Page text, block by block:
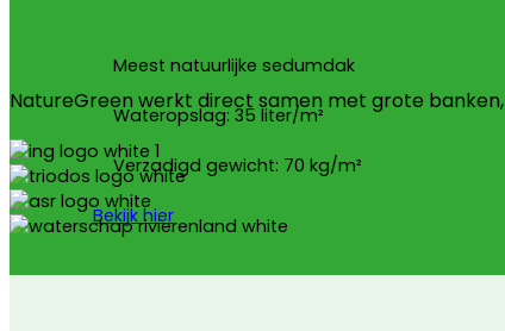
Meest natuurlijke sedumdak
Wateropslag: 35 liter/m²
Verzadigd gewicht: 70 kg/m²
Bekijk hier
NatureGreen werkt direct samen met grote